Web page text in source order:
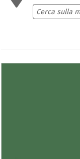
Cerca sulla